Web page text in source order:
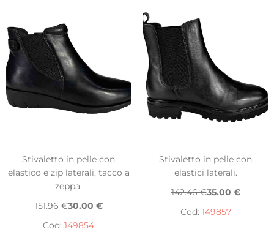
Stivaletto in pelle con
elastico e zip laterali, tacco a
zeppa.
151.96 €30.00 €
Cod: 149854
Stivaletto in pelle con
elastici laterali.
142.46 €35.00 €
Cod: 149857